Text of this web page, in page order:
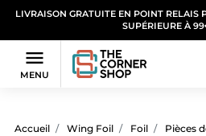
LIVRAISON GRATUITE EN POINT RELAIS
SUPÉRIEURE À

MENU
Accueil Wing Foil Foil Pièces